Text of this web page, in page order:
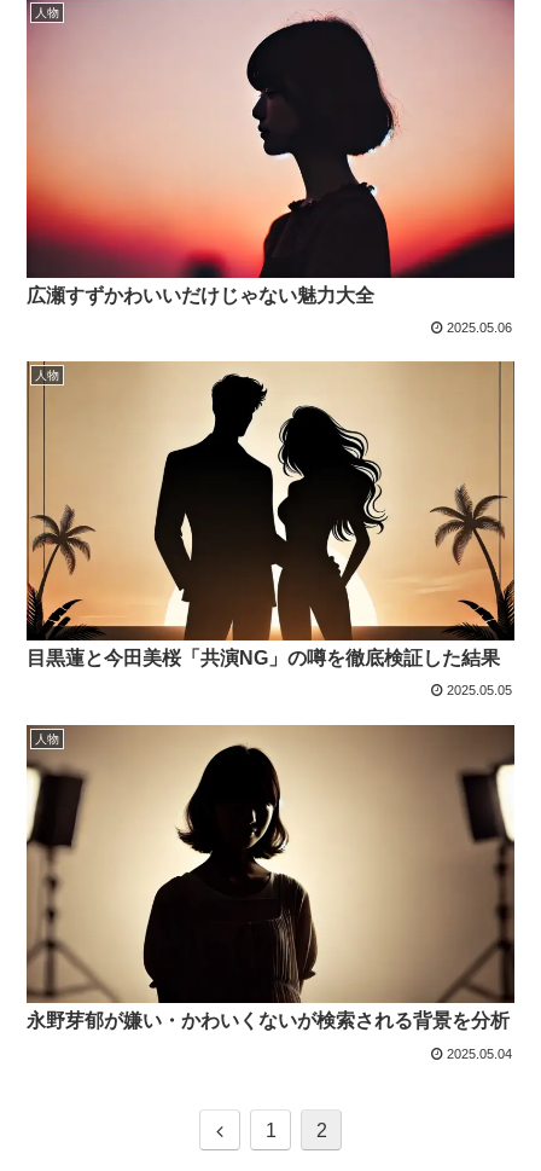
人物
広瀬すずかわいいだけじゃない魅力大全
2025.05.06
人物
目黒蓮と今田美桜「共演NG」の噂を徹底検証した結果
2025.05.05
人物
永野芽郁が嫌い・かわいくないが検索される背景を分析
2025.05.04
前
1 2